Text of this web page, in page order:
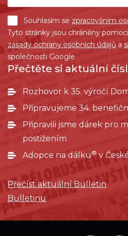
Souhlasím se zpracováním
Tyto stránky jsou chráněny
zásady ochrany osobních údajů a
společnosti Google
Přečtěte si aktuální
Rozhovor k 35. výročí
Připravujeme 34.
Připravili jsme dárek pro
postižením
Adopce na dálku ®v
Přečíst aktuální Bulletin
Bulletinu